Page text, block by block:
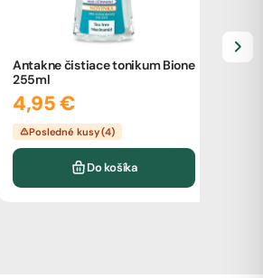
Antakne čistiace tonikum Bione
255ml
4,95 €
Posledné kusy (4)
Do košíka